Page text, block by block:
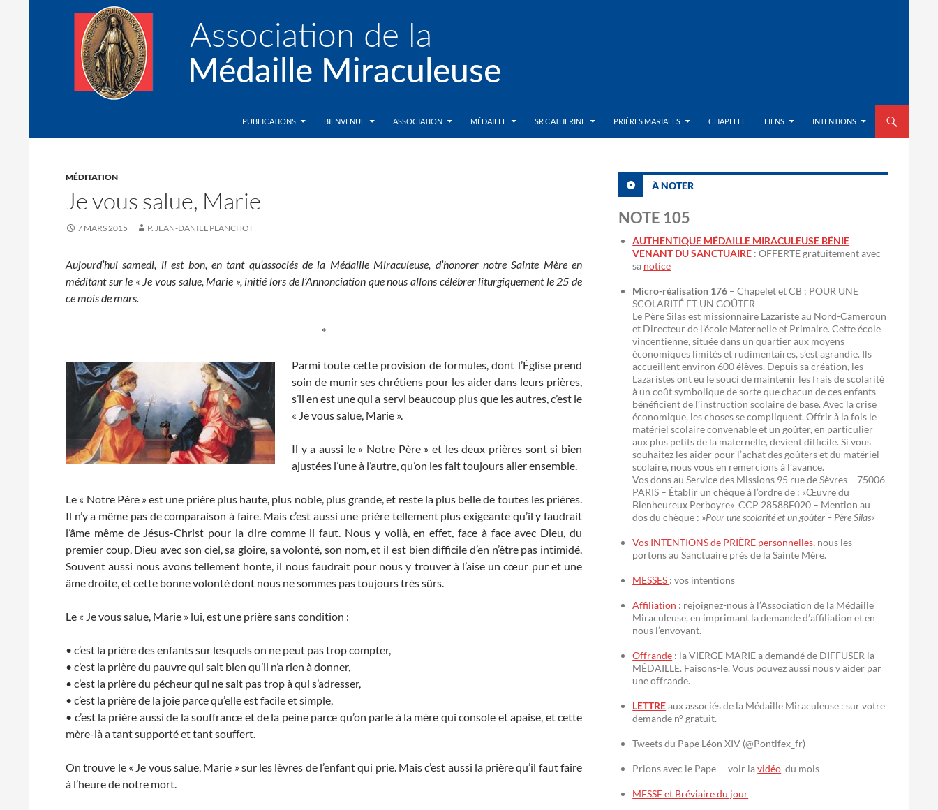
Association de la Médaille MiraculeusePUBLICATIONS
BIENVENUE ASSOCIATION MÉDAILLE SR CATHERINE PRIÈRES MARIALES CHAPELLE LIENS INTENTIONS
MÉDITATION
Je vous salue, Marie
7 MARS 2015 P. JEAN-DANIEL PLANCHOT
Aujourd’hui samedi, il est bon, en tant qu’associés de la Médaille Miraculeuse, d’honorer notre Sainte Mère en
méditant sur le « Je vous salue, Marie », initié lors de l’Annonciation que nous allons célébrer liturgiquement le 25 de
ce mois de mars.
*
Parmi toute cette provision de formules, dont l’Église prend
soin de munir ses chrétiens pour les aider dans leurs prières,
s’il en est une qui a servi beaucoup plus que les autres, c’est le
« Je vous salue, Marie ».
Il y a aussi le « Notre Père » et les deux prières sont si bien
ajustées l’une à l’autre, qu’on les fait toujours aller ensemble.
Le « Notre Père » est une prière plus haute, plus noble, plus grande, et reste la plus belle de toutes les prières.
Il n’y a même pas de comparaison à faire. Mais c’est aussi une prière tellement plus exigeante qu’il y faudrait
l’âme même de Jésus-Christ pour la dire comme il faut. Nous y voilà, en effet, face à face avec Dieu, du
premier coup, Dieu avec son ciel, sa gloire, sa volonté, son nom, et il est bien difficile d’en n’être pas intimidé.
Souvent aussi nous avons tellement honte, il nous faudrait pour nous y trouver à l’aise un cœur pur et une
âme droite, et cette bonne volonté dont nous ne sommes pas toujours très sûrs.
Le « Je vous salue, Marie » lui, est une prière sans condition :
• c’est la prière des enfants sur lesquels on ne peut pas trop compter,
• c’est la prière du pauvre qui sait bien qu’il n’a rien à donner,
• c’est la prière du pécheur qui ne sait pas trop à qui s’adresser,
• c’est la prière de la joie parce qu’elle est facile et simple,
• c’est la prière aussi de la souffrance et de la peine parce qu’on parle à la mère qui console et apaise, et cette
mère-là a tant supporté et tant souffert.
On trouve le « Je vous salue, Marie » sur les lèvres de l’enfant qui prie. Mais c’est aussi la prière qu’il faut faire
à l’heure de notre mort.
À NOTER
NOTE 105
AUTHENTIQUE MÉDAILLE MIRACULEUSE BÉNIE
VENANT DU SANCTUAIRE : OFFERTE gratuitement avec
sa notice
Micro-réalisation 176 – Chapelet et CB : POUR UNE
SCOLARITÉ ET UN GOÛTER
Le Père Silas est missionnaire Lazariste au Nord-Cameroun
et Directeur de l’école Maternelle et Primaire. Cette école
vincentienne, située dans un quartier aux moyens
économiques limités et rudimentaires, s’est agrandie. Ils
accueillent environ 600 élèves. Depuis sa création, les
Lazaristes ont eu le souci de maintenir les frais de scolarité
à un coût symbolique de sorte que chacun de ces enfants
bénéficient de l’instruction scolaire de base. Avec la crise
économique, les choses se compliquent. Offrir à la fois le
matériel scolaire convenable et un goûter, en particulier
aux plus petits de la maternelle, devient difficile. Si vous
souhaitez les aider pour l’achat des goûters et du matériel
scolaire, nous vous en remercions à l’avance.
Vos dons au Service des Missions 95 rue de Sèvres – 75006
PARIS – Établir un chèque à l’ordre de : «Œuvre du
Bienheureux Perboyre» CCP 28588E020 – Mention au
dos du chèque : »Pour une scolarité et un goûter – Père Silas«
Vos INTENTIONS de PRIÈRE personnelles, nous les
portons au Sanctuaire près de la Sainte Mère.
MESSES : vos intentions
Affiliation : rejoignez-nous à l’Association de la Médaille
Miraculeuse, en imprimant la demande d’affiliation et en
nous l’envoyant.
Offrande : la VIERGE MARIE a demandé de DIFFUSER la
MÉDAILLE. Faisons-le. Vous pouvez aussi nous y aider par
une offrande.
LETTREaux associés de la Médaille Miraculeuse : sur votre
demande n° gratuit.
Tweets du Pape Léon XIV (@Pontifex_fr)
Prions avec le Pape – voir lavidéo du mois
MESSE et Bréviaire du jour